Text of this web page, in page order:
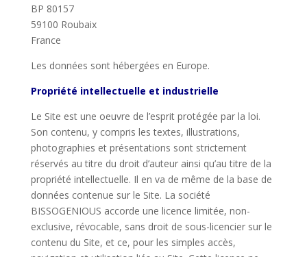
BP 80157
59100 Roubaix
France
Les données sont hébergées en Europe.
Propriété intellectuelle et industrielle
Le Site est une oeuvre de l’esprit protégée par la loi.
Son contenu, y compris les textes, illustrations,
photographies et présentations sont strictement
réservés au titre du droit d’auteur ainsi qu’au titre de la
propriété intellectuelle. Il en va de même de la base de
données contenue sur le Site. La société
BISSOGENIOUS accorde une licence limitée, non-
exclusive, révocable, sans droit de sous-licencier sur le
contenu du Site, et ce, pour les simples accès,